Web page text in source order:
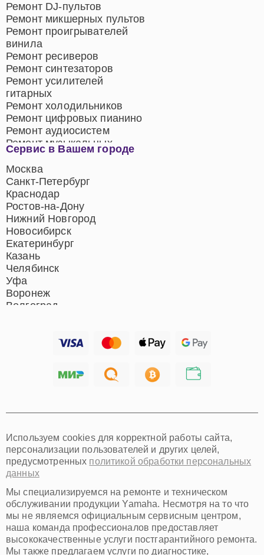
Сервис в Вашем городе
Москва
Санкт-Петербург
Краснодар
Ростов-на-Дону
Нижний Новгород
Новосибирск
Екатеринбург
Казань
Челябинск
Уфа
Воронеж
Волгоград
Хабаровск
Омск
Красноярск
Пермь
Ульяновск
Киров
Архангельск
Астрахань
Белгород
Благовещенск
Ремонт DJ-пультов
Ремонт микшерных пультов
Ремонт проигрывателей
винила
Ремонт ресиверов
Ремонт синтезаторов
Ремонт усилителей
гитарных
Ремонт холодильников
Ремонт цифровых пианино
Ремонт аудиосистем
Ремонт музыкальных
центров
Ремонт домашних
кинотеатров
Ремонт микрофонов
Ремонт акустических
систем
Используем cookies для корректной работы сайта,
персонализации пользователей и других целей,
предусмотренных политикой обработки персональных
данных
Мы специализируемся на ремонте и техническом
обслуживании продукции Yamaha. Несмотря на то что
мы не являемся официальным сервисным центром,
наша команда профессионалов предоставляет
высококачественные услуги постгарантийного ремонта.
Мы также предлагаем услуги по диагностике,